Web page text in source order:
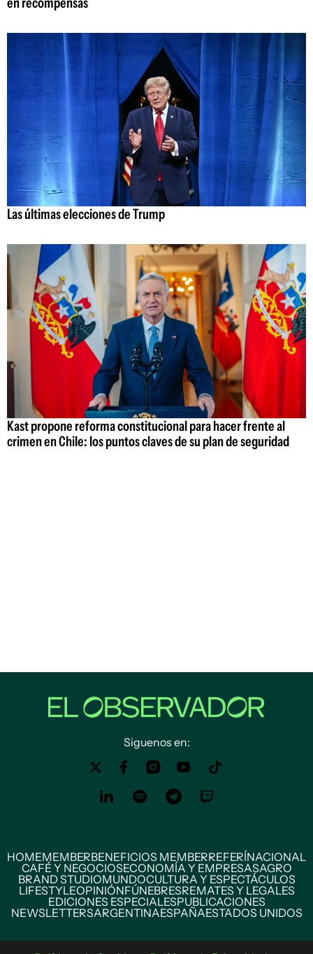
Las últimas elecciones de Trump
Kast propone reforma constitucional para hacer frente al
crimen en Chile: los puntos claves de su plan de seguridad
Siguenos en:
HOMEMEMBERBENEFICIOS MEMBERREFERÍNACIONAL
CAFÉ Y NEGOCIOSECONOMÍA Y EMPRESASAGRO
BRAND STUDIOMUNDOCULTURA Y ESPECTÁCULOS
LIFESTYLEOPINIÓNFÚNEBRESREMATES Y LEGALES
EDICIONES ESPECIALESPUBLICACIONES
NEWSLETTERSARGENTINAESPAÑAESTADOS UNIDOS